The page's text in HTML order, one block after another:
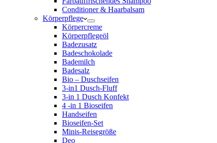
Conditioner & Haarbalsam
Körperpflege
Körpercreme
Körperpflegeöl
Badezusatz
Badeschokolade
Bademilch
Badesalz
Bio – Duschseifen
3-in1 Dusch-Fluff
3-in 1 Dusch Konfekt
4 -in 1 Bioseifen
Handseifen
Bioseifen-Set
Minis-Reisegröße
Deo